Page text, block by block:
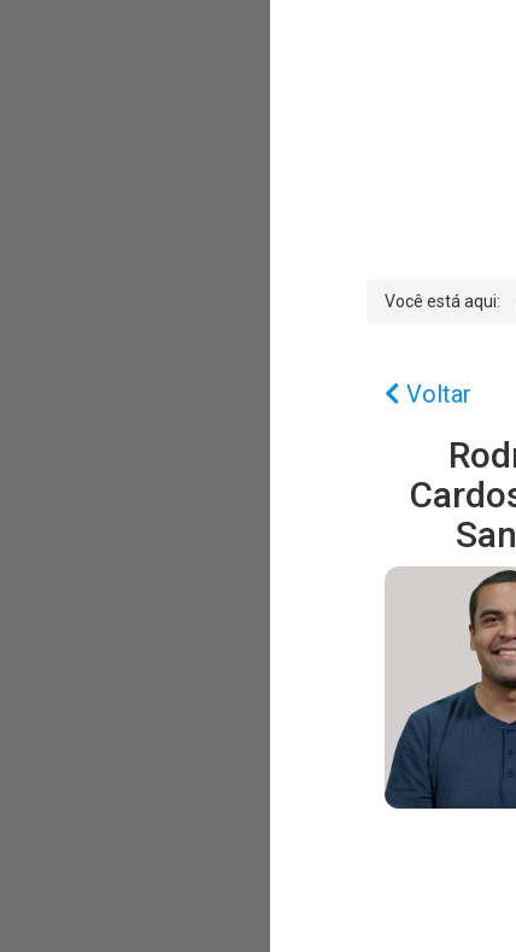
Você está aqui:
Voltar